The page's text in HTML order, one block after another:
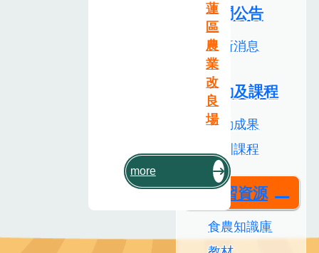
新聞公告
最新消息
活動及課程
活動成果
培訓課程
學習資源
食農知識庫
蓮
區
農
業
改
良
場
more